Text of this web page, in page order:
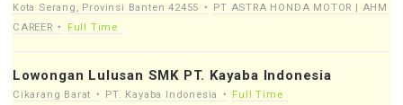
Kota Serang, Provinsi Banten 42455
PT ASTRA HONDA MOTOR | AHM
CAREER
Full Time
Lowongan Lulusan SMK PT. Kayaba Indonesia
Cikarang Barat PT. Kayaba Indonesia Full Time